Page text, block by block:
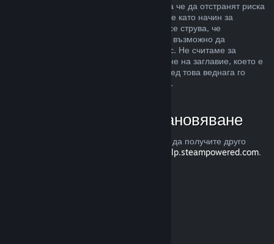
Възстановявания са предназначени, така че да отстранят риска
от закупуването на заглавия в Steam, а не като начин за
придобиване на безплатни игри. Ако ни се струва, че
злоупотребявате с възстановяванията, е възможно да
преустановим тяхното предлагане за Вас. Не считаме за
злоупотреба, ако изискате възстановяване на заглавие, което е
закупено точно преди разпродажба, а след това веднага го
закупите повторно при намалената цена.
Как да изискате възстановяване
Можете да изискате възстановяване или да получите друго
help.steampowered.com.